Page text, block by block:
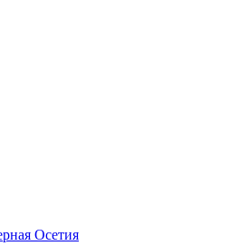
Осетия